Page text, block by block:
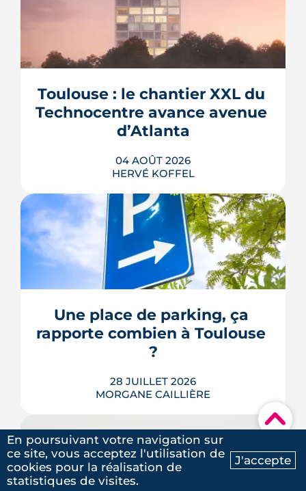
Ma recherche Contactez-nous
▾
La troisième et dernière phase de
l'écoquartier Andromède doit livrer
près de 1 700 logements à partir de
protégé, la cisticole des joncs, contraint
fortement le plan d'aménagement et
repousse un calendrier déjà tendu.
LIRE L'ARTICLE
Toulouse : le chantier XXL du
Technocentre avance avenue
d’Atlanta
04 AOÛT 2026
HERVÉ KOFFEL
Avenue d'Atlanta, à la Roseraie, un
chantier de six hectares réorganise les
coulisses techniques de Toulouse
Métropole. Derrière les buttes de terre
déménagement de services, plusieurs
chiffrages officiels et un bras de fer
environnemental.
LIRE L'ARTICLE
Une place de parking, ça
rapporte combien à Toulouse
?
28 JUILLET 2026
MORGANE CAILLIÈRE
Une place de parking inutilisée peut se
louer entre 40 et 120 € par mois à
Toulouse. Cet article détaille les prix de
En poursuivant votre navigation sur
ce site, vous acceptez l'utilisation de
cookies pour la réalisation de
statistiques de visites.
J'accepte